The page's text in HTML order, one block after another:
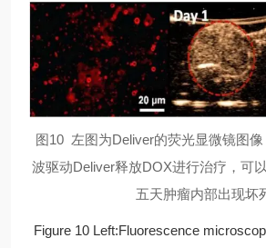
图10 左图为Deliver的荧光显微镜图
波驱动Deliver释放DOX进行治疗，可
五天肿瘤内部出现坏
Figure 10 Left:Fluorescence